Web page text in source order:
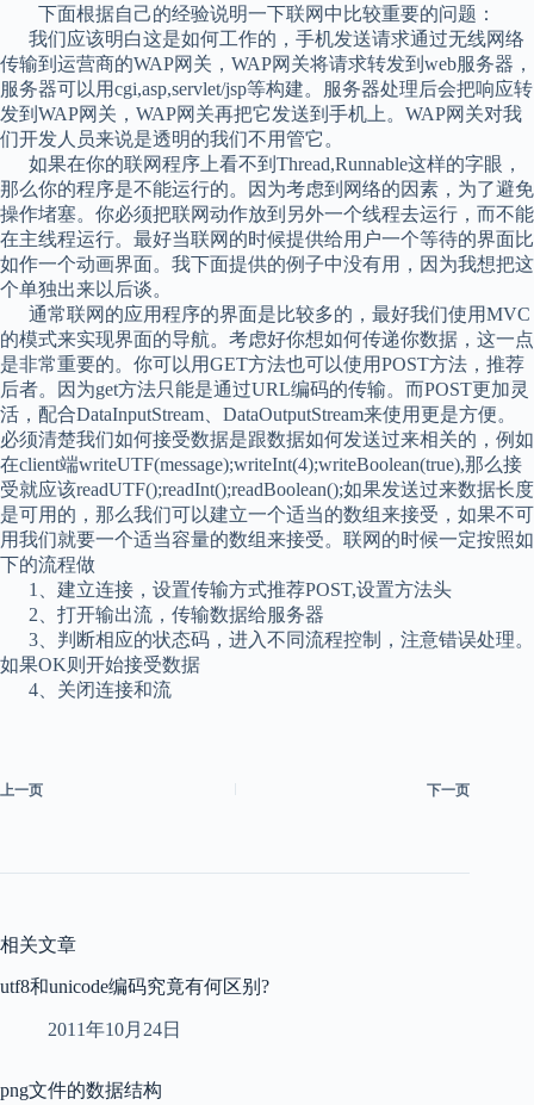
下面根据自己的经验说明一下联网中比较重要的问题：
我们应该明白这是如何工作的，手机发送请求通过无线网络
传输到运营商的WAP网关，WAP网关将请求转发到web服务器，
服务器可以用cgi,asp,servlet/jsp等构建。服务器处理后会把响应转
发到WAP网关，WAP网关再把它发送到手机上。WAP网关对我
们开发人员来说是透明的我们不用管它。
如果在你的联网程序上看不到Thread,Runnable这样的字眼，
那么你的程序是不能运行的。因为考虑到网络的因素，为了避免
操作堵塞。你必须把联网动作放到另外一个线程去运行，而不能
在主线程运行。最好当联网的时候提供给用户一个等待的界面比
如作一个动画界面。我下面提供的例子中没有用，因为我想把这
个单独出来以后谈。
通常联网的应用程序的界面是比较多的，最好我们使用MVC
的模式来实现界面的导航。考虑好你想如何传递你数据，这一点
是非常重要的。你可以用GET方法也可以使用POST方法，推荐
后者。因为get方法只能是通过URL编码的传输。而POST更加灵
活，配合DataInputStream、DataOutputStream来使用更是方便。
必须清楚我们如何接受数据是跟数据如何发送过来相关的，例如
在client端writeUTF(message);writeInt(4);writeBoolean(true),那么接
受就应该readUTF();readInt();readBoolean();如果发送过来数据长度
是可用的，那么我们可以建立一个适当的数组来接受，如果不可
用我们就要一个适当容量的数组来接受。联网的时候一定按照如
下的流程做
1、建立连接，设置传输方式推荐POST,设置方法头
2、打开输出流，传输数据给服务器
3、判断相应的状态码，进入不同流程控制，注意错误处理。
如果OK则开始接受数据
4、关闭连接和流
上一页 下一页
相关文章
utf8和unicode编码究竟有何区别?
2011年10月24日
png文件的数据结构